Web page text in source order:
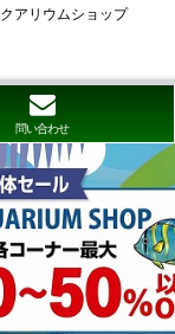
アリウムショップ
問い合わせ